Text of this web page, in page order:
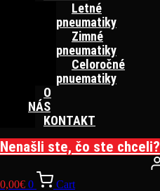
Letné
pneumatiky
Zimné
pneumatiky
Celoročné
pnuematiky
O
NÁS
KONTAKT
Nenašli ste, čo ste chceli?
0,00€ 0 Cart